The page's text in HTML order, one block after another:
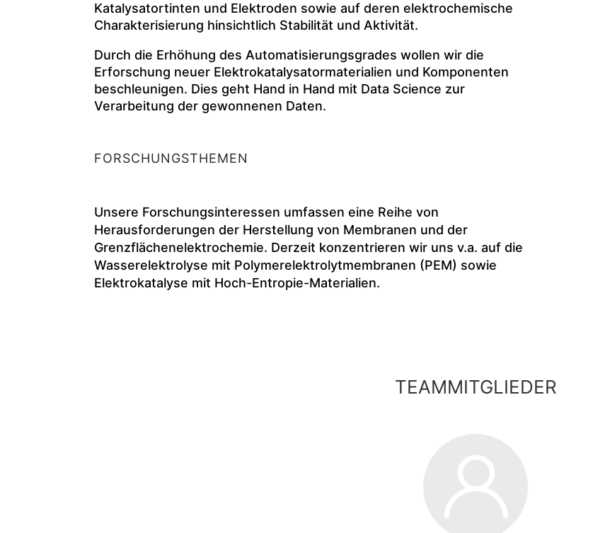
Katalysatortinten und Elektroden sowie auf deren elektrochemische
Charakterisierung hinsichtlich Stabilität und Aktivität.
Durch die Erhöhung des Automatisierungsgrades wollen wir die
Erforschung neuer Elektrokatalysatormaterialien und Komponenten
beschleunigen. Dies geht Hand in Hand mit Data Science zur
Verarbeitung der gewonnenen Daten.
FORSCHUNGSTHEMEN
Unsere Forschungsinteressen umfassen eine Reihe von
Herausforderungen der Herstellung von Membranen und der
Grenzflächenelektrochemie. Derzeit konzentrieren wir uns v.a. auf die
Wasserelektrolyse mit Polymerelektrolytmembranen (PEM) sowie
Elektrokatalyse mit Hoch-Entropie-Materialien.
TEAMMITGLIEDER